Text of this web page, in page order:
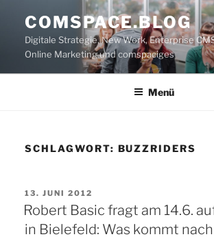
Inhalt
springen
COMSPACE.BLOG
Digitale Strategie, New Work, Enterprise
Online Marketing und comspaciges
Menü
SCHLAGWORT: BUZZRIDERS
VERÖFFENTLICHT
AM
13. JUNI 2012
Robert Basic fragt am 14.6.
in Bielefeld: Was kommt nach